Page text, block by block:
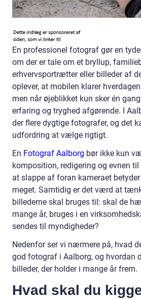
En professionel fotograf gør en
om der er tale om et bryllup,
erhvervsportrætter eller billeder af
oplever, at mobilen klarer
men når øjeblikket kun sker én
erfaring og tryghed afgørende. I
der flere dygtige fotografer, og det
udfordring at vælge rigtigt.
En Fotograf Aalborg bør ikke kun
komposition, redigering og evnen
at slappe af foran kameraet
meget. Samtidig er det værd at
billederne skal bruges til: skal de
mange år, bruges i en
sendes til myndigheder?
Nedenfor ser vi nærmere på, hvad
god fotograf i Aalborg, og hvordan
billeder, der holder i mange år frem.
Hvad skal du